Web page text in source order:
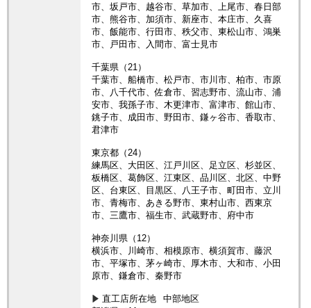
市、坂戸市、越谷市、草加市、上尾市、春日部
市、熊谷市、加須市、新座市、本庄市、久喜
市、飯能市、行田市、秩父市、東松山市、鴻巣
市、戸田市、入間市、富士見市
千葉県（21）
千葉市、船橋市、松戸市、市川市、柏市、市原
市、八千代市、佐倉市、習志野市、流山市、浦
安市、我孫子市、木更津市、富津市、館山市、
銚子市、成田市、野田市、鎌ヶ谷市、香取市、
君津市
東京都（24）
練馬区、大田区、江戸川区、足立区、杉並区、
板橋区、葛飾区、江東区、品川区、北区、中野
区、台東区、目黒区、八王子市、町田市、立川
市、青梅市、あきる野市、東村山市、西東京
市、三鷹市、福生市、武蔵野市、府中市
神奈川県（12）
横浜市、川崎市、相模原市、横須賀市、藤沢
市、平塚市、茅ヶ崎市、厚木市、大和市、小田
原市、鎌倉市、秦野市
直工店所在地
中部地区